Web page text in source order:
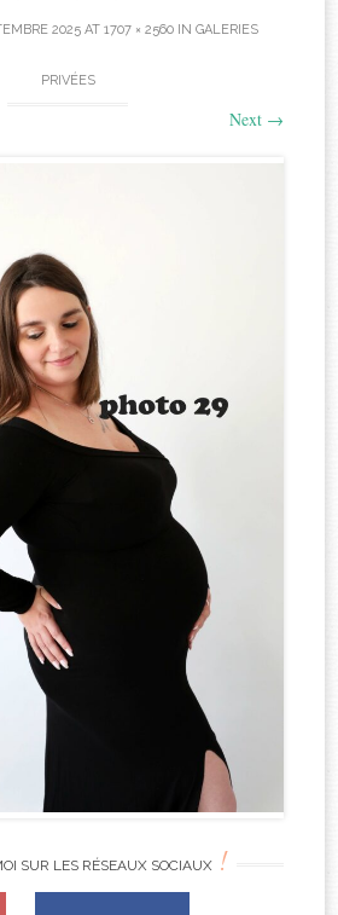
2025AT 1707 × 2560IN GALERIES
PRIVÉES
Next →
SUR LES RÉSEAUX SOCIAUX !